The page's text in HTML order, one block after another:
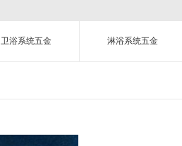
卫浴系统五金 淋浴系统五金